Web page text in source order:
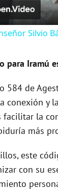
Silvio
para Iramú
584 de
conexión y
facilitar la
más
este
con su